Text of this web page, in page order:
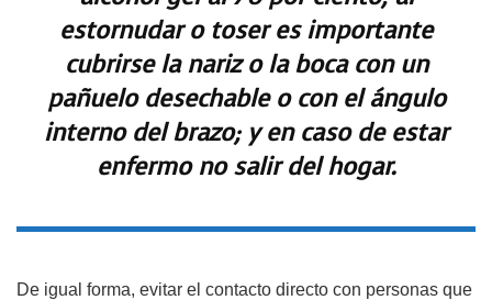
estornudar o toser es importante
cubrirse la nariz o la boca con un
pañuelo desechable o con el ángulo
interno del brazo; y en caso de estar
enfermo no salir del hogar.
De igual forma, evitar el contacto directo con personas que